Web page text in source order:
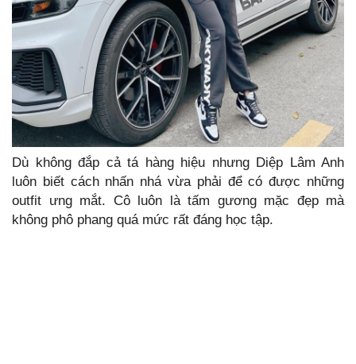
Dù không đắp cả tá hàng hiệu nhưng Diệp Lâm Anh
luôn biết cách nhấn nhá vừa phải để có được những
outfit ưng mắt. Cô luôn là tấm gương mặc đẹp mà
không phô phang quá mức rất đáng học tập.